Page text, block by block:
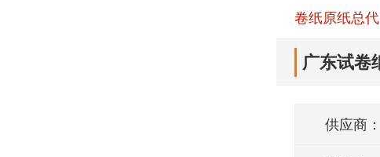
卷纸原纸总
广东试卷
供应商：